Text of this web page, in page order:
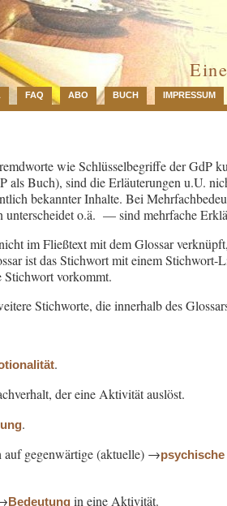
FAQ ABO BUCH IMPRESSUM
wie Schlüsselbegriffe der GdP
als Buch), sind die Erläuterungen u.U.
bekannter Inhalte. Bei
unterscheidet o.ä. — sind mehrfache
im Fließtext mit dem Glossar
ist das Stichwort mit einem
Stichwort vorkommt.
Stichworte, die innerhalb des
.
der eine Aktivität auslöst.
.
auf gegenwärtige (aktuelle) →psychische
Bedeutung in eine Aktivität.